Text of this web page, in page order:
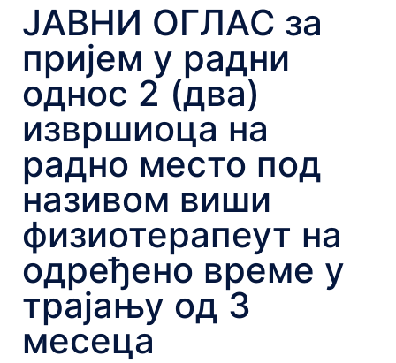
ЈАВНИ ОГЛАС за
пријем у радни
однос 2 (два)
извршиоца на
радно место под
називом виши
физиотерапеут на
одређено време у
трајању од 3
месеца